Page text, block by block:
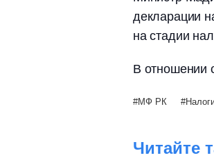
декларации
на стадии
В отношении
МФ РК
Читайте